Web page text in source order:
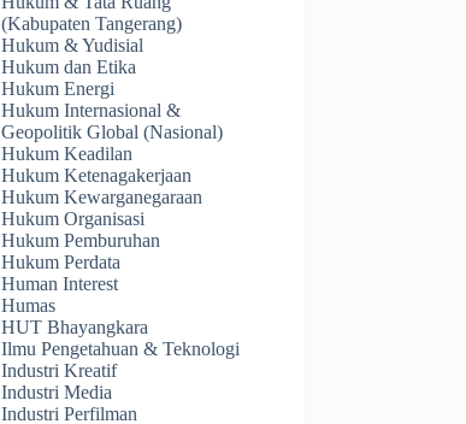
(Kabupaten Tangerang)
Hukum & Yudisial
Hukum dan Etika
Hukum Energi
Hukum Internasional &
Geopolitik Global (Nasional)
Hukum Keadilan
Hukum Ketenagakerjaan
Hukum Kewarganegaraan
Hukum Organisasi
Hukum Pemburuhan
Hukum Perdata
Human Interest
Humas
HUT Bhayangkara
Ilmu Pengetahuan & Teknologi
Industri Kreatif
Industri Media
Industri Perfilman